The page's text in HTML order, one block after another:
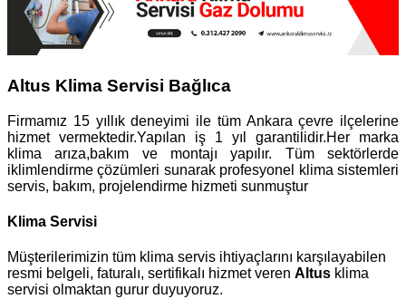
Altus Klima Servisi Bağlıca
Firmamız 15 yıllık deneyimi ile tüm Ankara çevre ilçelerine
hizmet vermektedir.Yapılan iş 1 yıl garantilidir.Her marka
klima arıza,bakım ve montajı yapılır. Tüm sektörlerde
iklimlendirme çözümleri sunarak profesyonel klima sistemleri
servis, bakım, projelendirme hizmeti sunmuştur
Klima Servisi
Müşterilerimizin tüm klima servis ihtiyaçlarını karşılayabilen
resmi belgeli, faturalı, sertifikalı hizmet veren Altus klima
servisi olmaktan gurur duyuyoruz.